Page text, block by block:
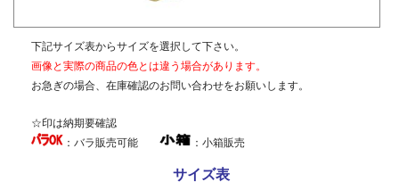
下記サイズ表からサイズを選択して下さい。
画像と実際の商品の色とは違う場合があります。
お急ぎの場合、在庫確認のお問い合わせをお願いします。
☆印は納期要確認
：バラ販売可能
：小箱販売
サイズ表